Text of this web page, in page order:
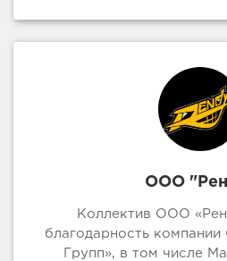
ООО
Коллектив ООО
благодарность
Групп», в том числе